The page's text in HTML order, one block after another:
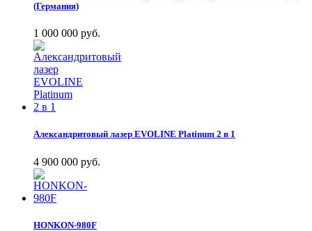
(Германия)
1 000 000 руб.
Александритовый лазер EVOLINE Platinum 2 в 1
4 900 000 руб.
HONKON-980F